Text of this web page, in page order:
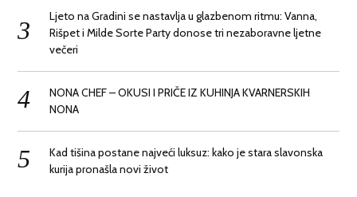
Ljeto na Gradini se nastavlja u glazbenom ritmu: Vanna,
Rišpet i Milde Sorte Party donose tri nezaboravne ljetne
večeri
NONA CHEF – OKUSI I PRIČE IZ KUHINJA KVARNERSKIH
NONA
Kad tišina postane najveći luksuz: kako je stara slavonska
kurija pronašla novi život